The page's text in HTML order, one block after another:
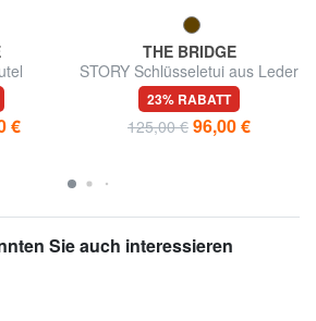
€
THE BRIDGE
STORY Schlüsseletui aus Leder
23% RABATT
125,00 € 96,00 €
Sie auch interessieren